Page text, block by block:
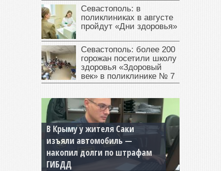
Севастополь: в
поликлиниках в августе
пройдут «Дни здоровья»
Севастополь: более 200
горожан посетили школу
здоровья «Здоровый
век» в поликлинике № 7
Севастопольская компания
заплатила 877 тысяч рублей
долга — арестовали счета